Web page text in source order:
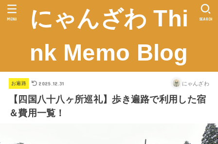
にゃんざわ Thi
nk Memo Blog
SEARCH
MENU
お遍路 2025.12.31 にゃんざわ
【四国八十八ヶ所巡礼】歩き遍路で利用した宿
＆費用一覧！